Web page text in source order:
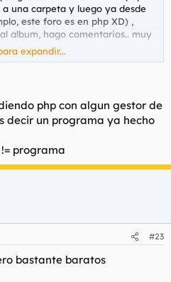
una carpeta y luego ya desde
este foro es en php XD) ,
album, hago comentarios.. muy
principio.
expandir...
php con algun gestor de
decir un programa ya hecho
programa
#23
bastante baratos